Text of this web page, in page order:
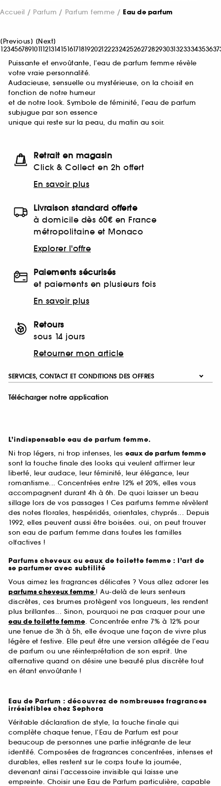
Accueil Parfum Parfum femme Eau de parfum
[Previous] [Next]
12345678910111213141516171819202122232425262728293031323334353637
Puissante et envoûtante, l’eau de parfum femme révèle
votre vraie personnalité.
Audacieuse, sensuelle ou mystérieuse, on la choisit en
fonction de notre humeur
et de notre look. Symbole de féminité, l’eau de parfum
subjugue par son essence
unique qui reste sur la peau, du matin au soir.
Retrait en magasin
Click & Collect en 2h offert
En savoir plus
Livraison standard offerte
à domicile dès 60€ en France
métropolitaine et Monaco
Explorer l'offre
Paiements sécurisés
et paiements en plusieurs fois
En savoir plus
Retours
sous 14 jours
Retourner mon article
SERVICES, CONTACT ET CONDITIONS DES OFFRES
Télécharger notre application
L’indispensable eau de parfum femme.
Ni trop légers, ni trop intenses, les eaux de parfum femme
sont la touche finale des looks qui veulent affirmer leur
liberté, leur audace, leur féminité, leur élégance, leur
romantisme... Concentrées entre 12% et 20%, elles vous
accompagnent durant 4h à 6h. De quoi laisser un beau
sillage lors de vos passages ! Ces parfums femme révèlent
des notes florales, hespéridés, orientales, chyprés... Depuis
1992, elles peuvent aussi être boisées. oui, on peut trouver
son eau de parfum femme dans toutes les familles
olfactives !
Parfums cheveux ou eaux de toilette femme : l’art de
se parfumer avec subtilité
Vous aimez les fragrances délicates ? Vous allez adorer les
parfums cheveux femme ! Au-delà de leurs senteurs
discrètes, ces brumes protègent vos longueurs, les rendent
plus brillantes... Sinon, pourquoi ne pas craquer pour une
eau de toilette femme. Concentrée entre 7% à 12% pour
une tenue de 3h à 5h, elle évoque une façon de vivre plus
légère et festive. Elle peut être une version allégée de l’eau
de parfum ou une réinterprétation de son esprit. Une
alternative quand on désire une beauté plus discrète tout
en étant envoûtante !
Eau de Parfum : découvrez de nombreuses fragrances
irrésistibles chez Sephora
Véritable déclaration de style, la touche finale qui
complète chaque tenue, l’Eau de Parfum est pour
beaucoup de personnes une partie intégrante de leur
identité. Composées de fragrances concentrées, intenses et
durables, elles restent sur le corps toute la journée,
devenant ainsi l’accessoire invisible qui laisse une
empreinte. Choisir une Eau de Parfum particulière, capable